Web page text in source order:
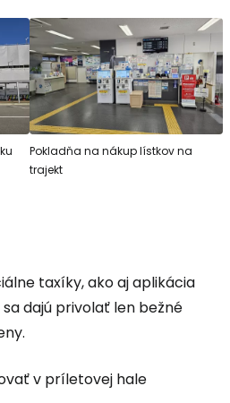
Pokladňa na nákup lístkov na
trajekt
taxíky, ako aj aplikácia
dajú privolať len bežné
v príletovej hale